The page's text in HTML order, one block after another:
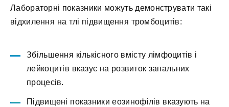
Лабораторні показники можуть демонструвати такі
відхилення на тлі підвищення тромбоцитів:
Збільшення кількісного вмісту лімфоцитів і
лейкоцитів вказує на розвиток запальних
процесів.
Підвищені показники еозинофілів вказують на